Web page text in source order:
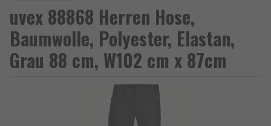
uvex 88868 Herren Hose,
Baumwolle, Polyester, Elastan,
Grau 88 cm, W102 cm x 87cm